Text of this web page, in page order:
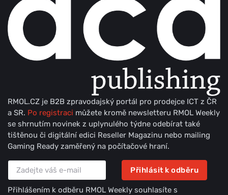
RMOL.CZ je B2B zpravodajský portál pro prodejce ICT z ČR
a SR. Po registraci můžete kromě newsletteru RMOL Weekly
se shrnutím novinek z uplynulého týdne odebírat také
tištěnou či digitální edici Reseller Magazinu nebo mailing
Gaming Ready zaměřený na počítačové hraní.
Přihlásit k odběru
Přihlášením k odběru RMOL Weekly souhlasíte s